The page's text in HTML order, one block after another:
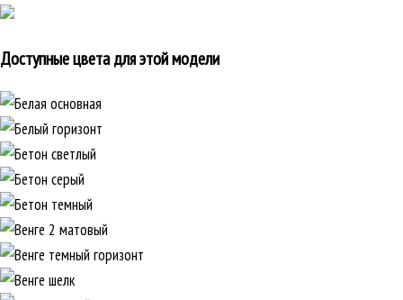
Доступные цвета для этой модели